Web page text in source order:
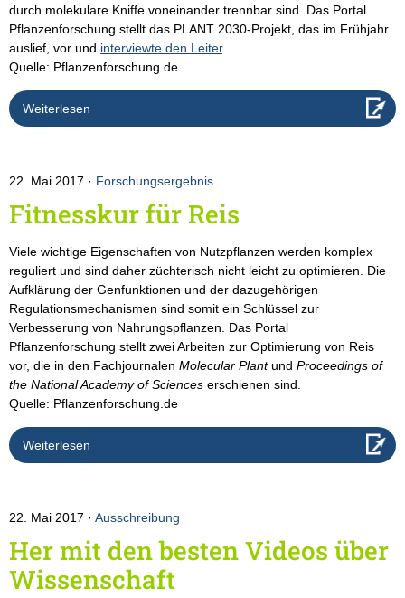
durch molekulare Kniffe voneinander trennbar sind. Das Portal
Pflanzenforschung stellt das PLANT 2030-Projekt, das im Frühjahr
auslief, vor und interviewte den Leiter.
Quelle: Pflanzenforschung.de
Weiterlesen
22. Mai 2017 Forschungsergebnis
Fitnesskur für Reis
Viele wichtige Eigenschaften von Nutzpflanzen werden komplex
reguliert und sind daher züchterisch nicht leicht zu optimieren. Die
Aufklärung der Genfunktionen und der dazugehörigen
Regulationsmechanismen sind somit ein Schlüssel zur
Verbesserung von Nahrungspflanzen. Das Portal
Pflanzenforschung stellt zwei Arbeiten zur Optimierung von Reis
vor, die in den Fachjournalen Molecular Plantund Proceedings of
the National Academy of Sciences erschienen sind.
Quelle: Pflanzenforschung.de
Weiterlesen
22. Mai 2017 Ausschreibung
Her mit den besten Videos über
Wissenschaft